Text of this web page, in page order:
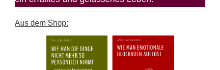
Aus dem Shop: